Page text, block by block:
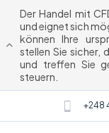
Der Handel mit
und eignet sich
können Ihre
stellen Sie sicher,
und treffen Sie
steuern.
+248